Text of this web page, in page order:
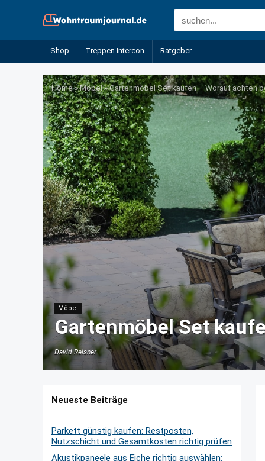
Shop Treppen Intercon Ratgeber
Home»Möbel»Gartenmöbel Set kaufen – Worauf achten
Möbel
Gartenmöbel Set
David Reisner
Neueste Beiträge
Parkett günstig kaufen: Restposten,
Nutzschicht und Gesamtkosten richtig prüfen
Akustikpaneele aus Eiche richtig auswählen: